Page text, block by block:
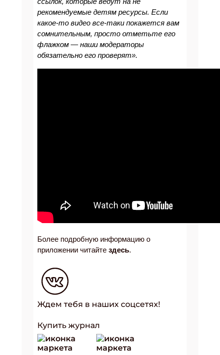
рекомендуемые детям ресурсы. Если
какое-то видео все-таки покажется вам
сомнительным, просто отметьте его
флажком — наши модераторы
обязательно его проверят».
Более подробную информацию о
приложении читайте здесь.
Ждем тебя в наших соцсетях!
Купить журнал